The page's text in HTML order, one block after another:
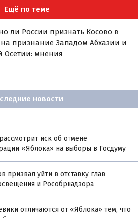
Ещё по теме
ли России признать Косово в
признание Западом Абхазии и
Осетии: мнения
новости
иск об отмене
«Яблока» на выборы в Госдуму
призвал уйти в отставку глав
и Рособрнадзора
отличаются от «Яблока» тем, что